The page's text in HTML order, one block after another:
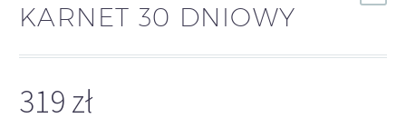
KARNET 30 DNIOWY
319 zł